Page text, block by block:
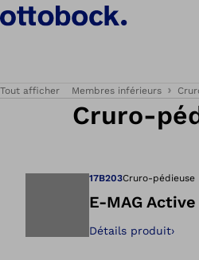
Tout afficher Membres inférieurs
Cruro-
17B203Cruro-pédieuse
E-MAG Active
Détails produit›